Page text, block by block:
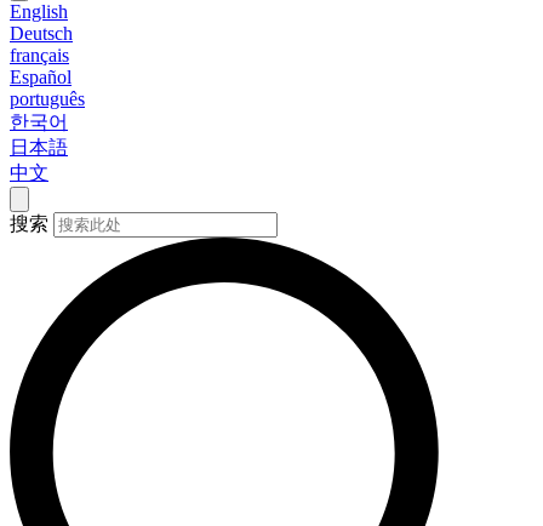
English
Deutsch
français
Español
português
한국어
日本語
中文
搜索